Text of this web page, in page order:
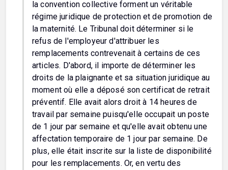
la convention collective forment un véritable
régime juridique de protection et de promotion de
la maternité. Le Tribunal doit déterminer si le
refus de l'employeur d'attribuer les
remplacements contrevenait à certains de ces
articles. D'abord, il importe de déterminer les
droits de la plaignante et sa situation juridique au
moment où elle a déposé son certificat de retrait
préventif. Elle avait alors droit à 14 heures de
travail par semaine puisqu'elle occupait un poste
de 1 jour par semaine et qu'elle avait obtenu une
affectation temporaire de 1 jour par semaine. De
plus, elle était inscrite sur la liste de disponibilité
pour les remplacements. Or, en vertu des